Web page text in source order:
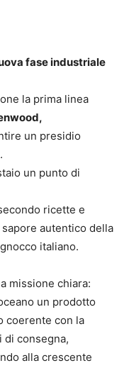
fase industriale
la prima linea
un presidio
un punto di
ricette e
autentico della
italiano.
missione chiara:
un prodotto
coerente con la
di consegna,
alla crescente